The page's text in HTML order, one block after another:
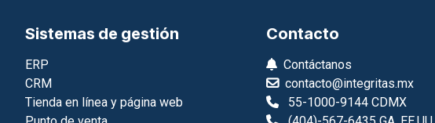
Sistemas de gestión
ERP
CRM
Tienda en línea y página web
Contacto
Contáctanos
contacto@integritas.mx
55-1000-9144 CDMX